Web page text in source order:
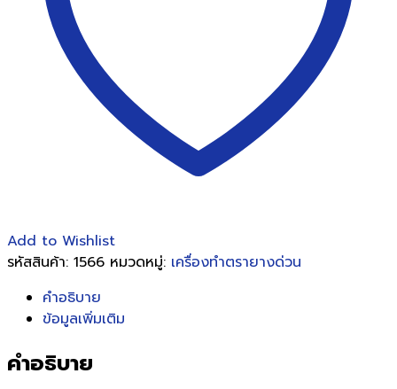
Add to Wishlist
รหัสสินค้า: 1566 หมวดหมู่: เครื่องทำตรายางด่วน
คำอธิบาย
ข้อมูลเพิ่มเติม
คำอธิบาย